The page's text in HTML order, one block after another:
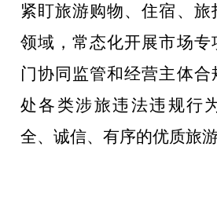
紧盯旅游购物、住宿、旅
领域，常态化开展市场专
门协同监管和经营主体合
处各类涉旅违法违规行
全、诚信、有序的优质旅游